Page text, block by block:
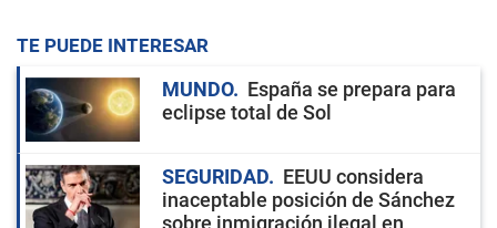
TE PUEDE INTERESAR
MUNDO
España se prepara para
eclipse total de Sol
SEGURIDAD
EEUU considera
inaceptable posición de Sánchez
sobre inmigración ilegal en